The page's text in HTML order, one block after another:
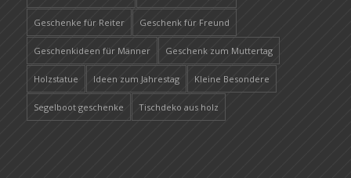
Geschenke für Reiter Geschenk für Freund
Geschenkideen für Männer Geschenk zum Muttertag
Holzstatue Ideen zum Jahrestag Kleine Besondere
Segelboot geschenke Tischdeko aus holz